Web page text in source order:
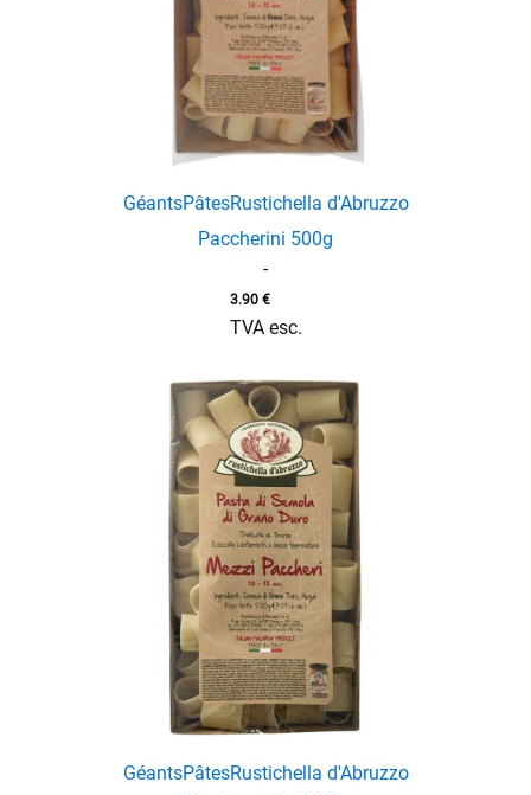
GéantsPâtesRustichella d'Abruzzo
Paccherini 500g
-
3.90 €
TVA esc.
GéantsPâtesRustichella d'Abruzzo